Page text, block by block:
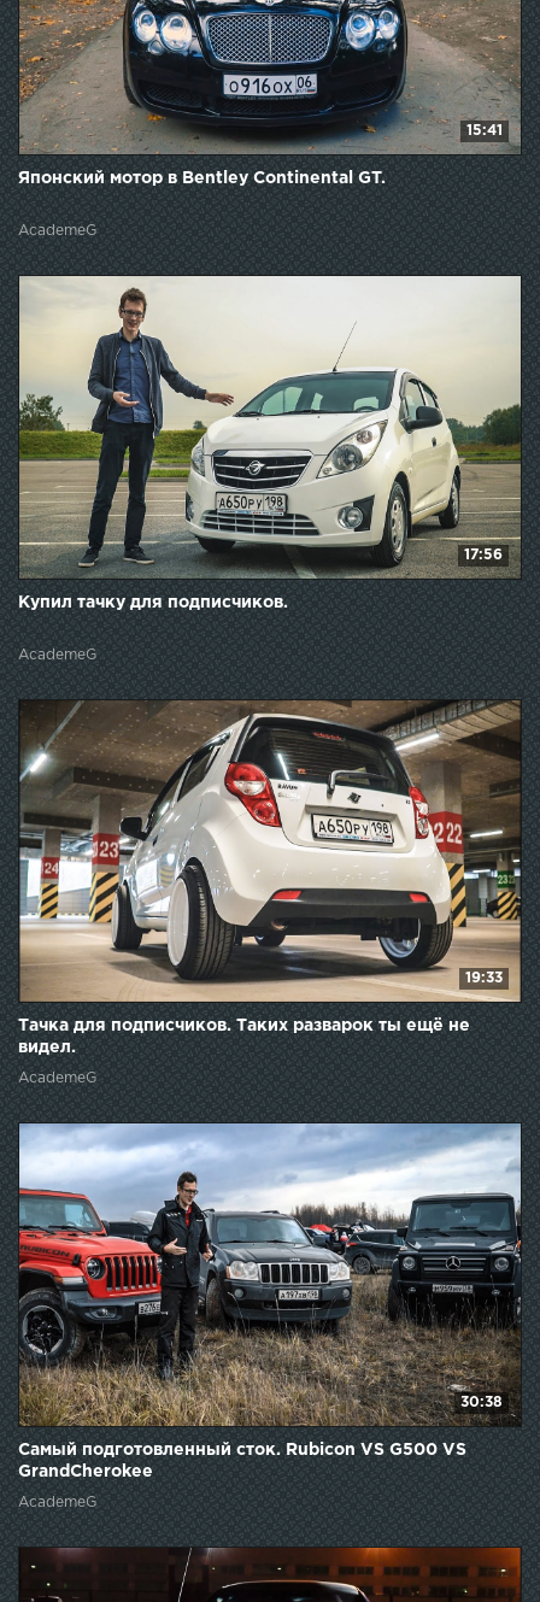
15:41
Японский мотор в Bentley Continental GT.
AcademeG
17:56
Купил тачку для подписчиков.
AcademeG
19:33
Тачка для подписчиков. Таких разварок ты ещё не
видел.
AcademeG
30:38
Самый подготовленный сток. Rubicon VS G500 VS
GrandCherokee
AcademeG